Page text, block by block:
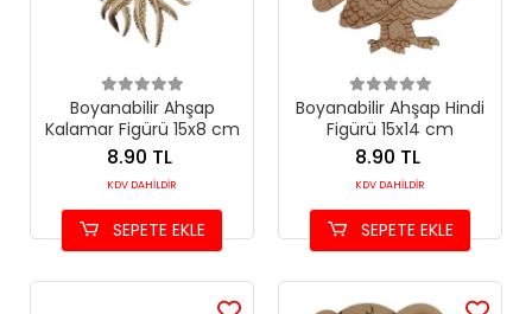
Boyanabilir Ahşap
Kalamar Figürü 15x8 cm
8.90 TL
KDV DAHİLDİR
SEPETE EKLE
Boyanabilir Ahşap Hindi
Figürü 15x14 cm
8.90 TL
KDV DAHİLDİR
SEPETE EKLE